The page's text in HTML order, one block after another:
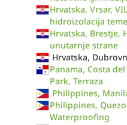
Hrvatska, Vrsar,
hidroizolacija
Hrvatska, Brestje,
unutarnje strane
Hrvatska,
Panama, Costa
Park, Terraza
Philippines,
Philippines,
Waterproofing